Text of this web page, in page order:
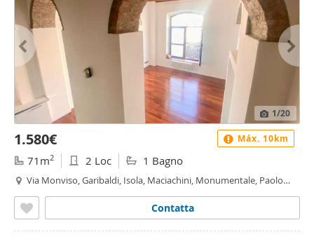
1/20
1.580€
71m2 2 Loc 1 Bagno
Via Monviso, Garibaldi, Isola, Maciachini, Monumentale, Paolo
Contatta
Máx. 10km